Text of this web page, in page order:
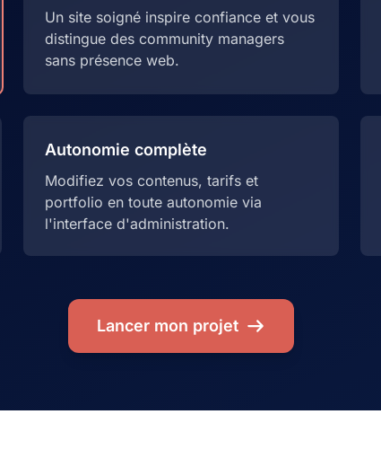
Un site soigné inspire confiance et vous
distingue des community managers
sans présence web.
Autonomie complète
Modifiez vos contenus, tarifs et
portfolio en toute autonomie via
l'interface d'administration.
Lancer mon projet